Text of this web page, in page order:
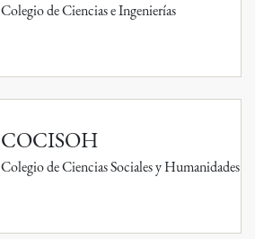
Colegio de Ciencias e Ingenierías
COCISOH
Colegio de Ciencias Sociales y Humanidades